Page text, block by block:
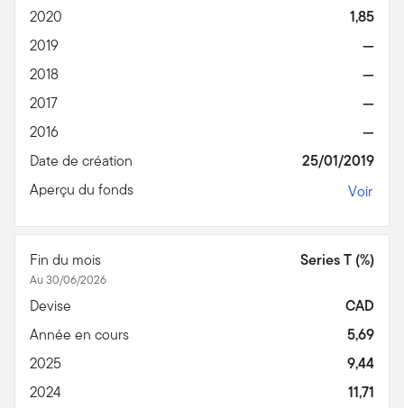
2020
1,85
2019
—
2018
—
2017
—
2016
—
Date de création
25/01/2019
Aperçu du fonds
Voir
Fin du mois
Au 30/06/2026
Series T (%)
Devise
CAD
Année en cours
5,69
2025
9,44
2024
11,71